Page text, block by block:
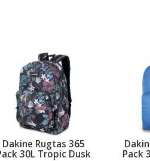
Dakine Rugtas 365
30L Tropic Dusk
Pack